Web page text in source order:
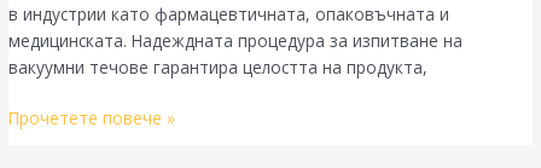
в индустрии като фармацевтичната, опаковъчната и
медицинската. Надеждната процедура за изпитване на
вакуумни течове гарантира целостта на продукта,
Прочетете повече »